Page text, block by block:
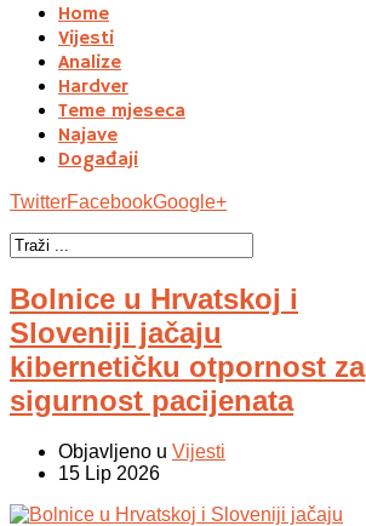
Home
Vijesti
Analize
Hardver
Teme mjeseca
Najave
Događaji
TwitterFacebookGoogle+
Bolnice u Hrvatskoj i
Sloveniji jačaju
kibernetičku otpornost za
sigurnost pacijenata
Objavljeno u Vijesti
15 Lip 2026